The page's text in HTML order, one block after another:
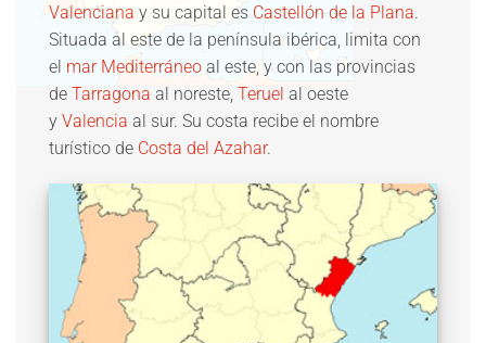
Valenciana y su capital es Castellón de la Plana.
Situada al este de la península ibérica, limita con
el mar Mediterráneo al este, y con las provincias
de Tarragona al noreste, Teruel al oeste
y Valencia al sur. Su costa recibe el nombre
turístico de Costa del Azahar.